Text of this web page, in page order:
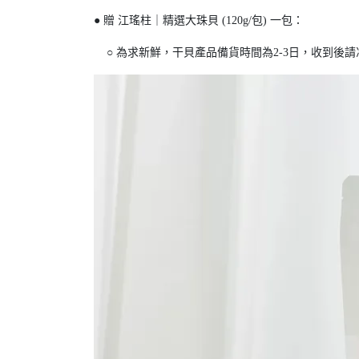
● 贈 江瑤柱｜精選大珠貝 (120g/包) 一包：
○ 為求新鮮，干貝產品備貨時間為2-3日，收到後請